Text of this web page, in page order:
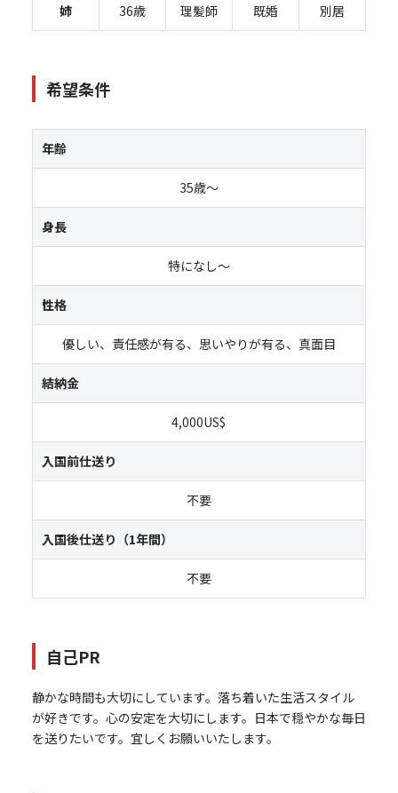
姉 36歳 理髪師 既婚 別居
希望条件
年齢
35歳～
身長
特になし～
性格
優しい、責任感が有る、思いやりが有る、真面目
結納金
4,000US$
入国前仕送り
不要
入国後仕送り（1年間）
不要
自己PR
静かな時間も大切にしています。落ち着いた生活スタイル
が好きです。心の安定を大切にします。日本で穏やかな毎日
を送りたいです。宜しくお願いいたします。